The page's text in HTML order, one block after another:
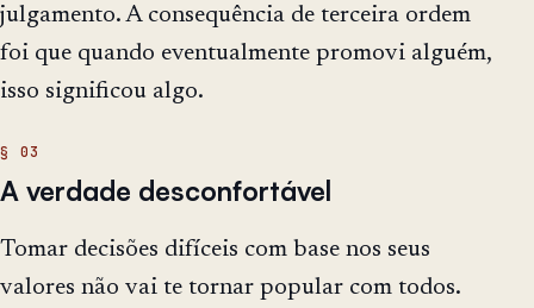
julgamento. A consequência de terceira ordem
foi que quando eventualmente promovi alguém,
isso significou algo.
A verdade desconfortável
Tomar decisões difíceis com base nos seus
valores não vai te tornar popular com todos.